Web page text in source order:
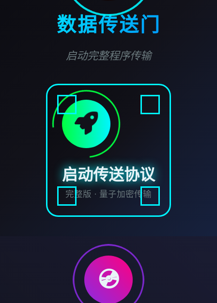
数据传送门
启动完整程序传输
启动传送协议
完整版 · 量子加密传输
💿